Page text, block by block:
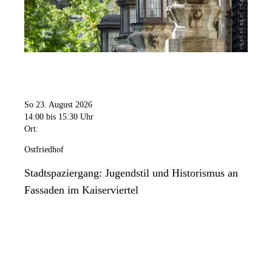
So 23. August 2026
14:00 bis 15:30 Uhr
Ort:
Ostfriedhof
Stadtspaziergang: Jugendstil und Historismus an
Fassaden im Kaiserviertel